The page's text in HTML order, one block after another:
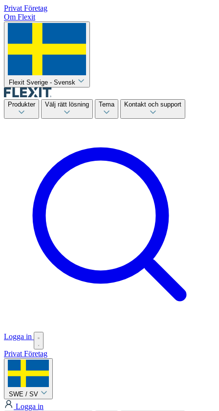
Privat Företag
Om Flexit
Flexit Sverige - Svensk
Produkter Välj rätt lösning Tema Kontakt och support
Logga in
Privat Företag
SWE / SV
Logga in